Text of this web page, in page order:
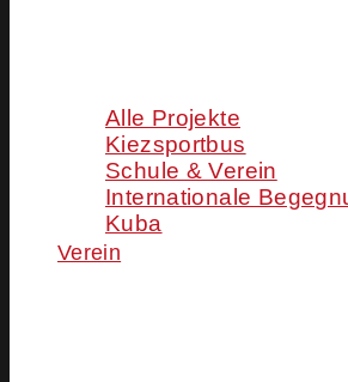
Alle Projekte
Kiezsportbus
Schule & Verein
Internationale
Kuba
Verein